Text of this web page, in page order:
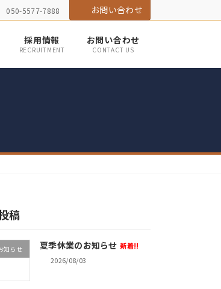
050-5577-7888 お問い合わせ
採用情報
RECRUITMENT
お問い合わせ
CONTACT US
稿
知らせ 夏季休業のお知らせ 新着!!
2026/08/03